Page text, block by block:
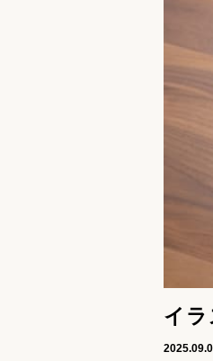
イ